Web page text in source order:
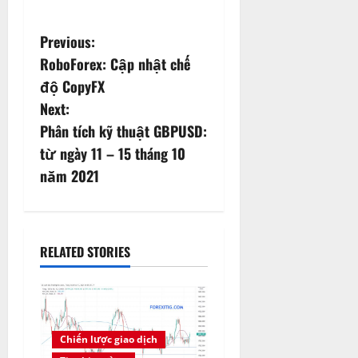
P
o
s
t
n
v
i
g
a
Previous:
RoboForex: Cập nhật chế
độ CopyFX
Next:
Phân tích kỹ thuật GBPUSD:
từ ngày 11 – 15 tháng 10
năm 2021
RELATED STORIES
Chiến lược giao dịch